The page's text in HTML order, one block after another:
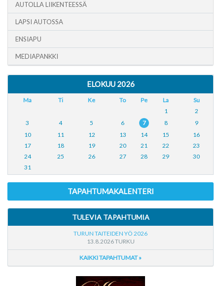
AUTOLLA LIIKENTEESSÄ
LAPSI AUTOSSA
ENSIAPU
MEDIAPANKKI
ELOKUU 2026
Ma Ti Ke To Pe La
Su
1
2
3
4 5 6 7 8
9
10
11 12 13 14 15
16
17
18 19 20 21 22
23
24
25 26 27 28 29
30
31
TAPAHTUMAKALENTERI
TULEVIA TAPAHTUMIA
TURUN TAITEIDEN YÖ 2026
13.8.2026 TURKU
KAIKKI TAPAHTUMAT »